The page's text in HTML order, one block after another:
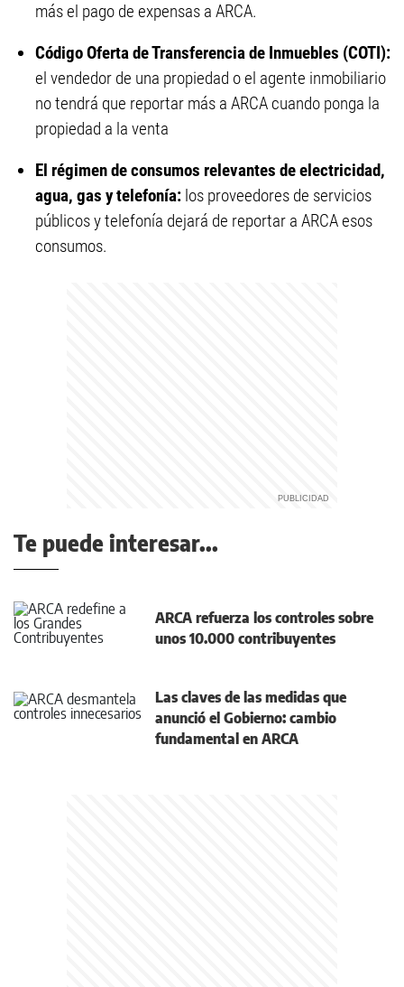
más el pago de expensas a ARCA.
Código Oferta de Transferencia de Inmuebles (COTI):
el vendedor de una propiedad o el agente inmobiliario
no tendrá que reportar más a ARCA cuando ponga la
propiedad a la venta
El régimen de consumos relevantes de electricidad,
agua, gas y telefonía: los proveedores de servicios
públicos y telefonía dejará de reportar a ARCA esos
consumos.
Te puede interesar...
ARCA refuerza los controles sobre
unos 10.000 contribuyentes
Las claves de las medidas que
anunció el Gobierno: cambio
fundamental en ARCA